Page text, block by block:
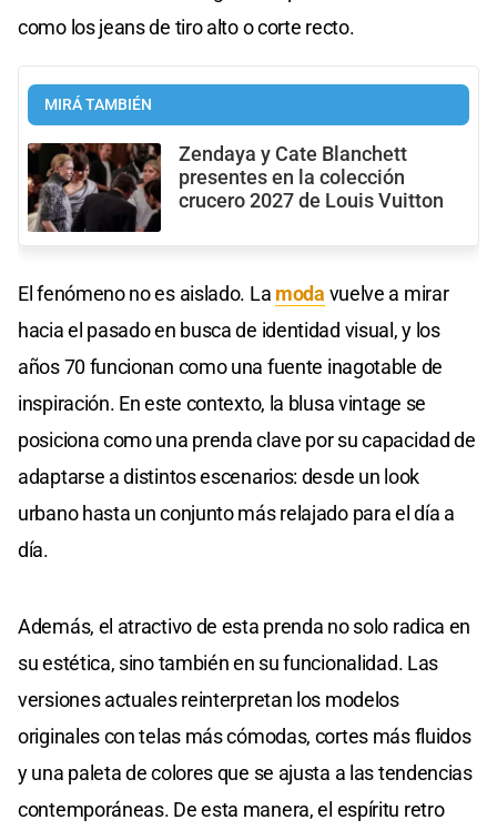
como los jeans de tiro alto o corte recto.
MIRÁ TAMBIÉN
Zendaya y Cate Blanchett
presentes en la colección
crucero 2027 de Louis Vuitton
El fenómeno no es aislado. La moda vuelve a mirar
hacia el pasado en busca de identidad visual, y los
años 70 funcionan como una fuente inagotable de
inspiración. En este contexto, la blusa vintage se
posiciona como una prenda clave por su capacidad de
adaptarse a distintos escenarios: desde un look
urbano hasta un conjunto más relajado para el día a
día.
Además, el atractivo de esta prenda no solo radica en
su estética, sino también en su funcionalidad. Las
versiones actuales reinterpretan los modelos
originales con telas más cómodas, cortes más fluidos
y una paleta de colores que se ajusta a las tendencias
contemporáneas. De esta manera, el espíritu retro